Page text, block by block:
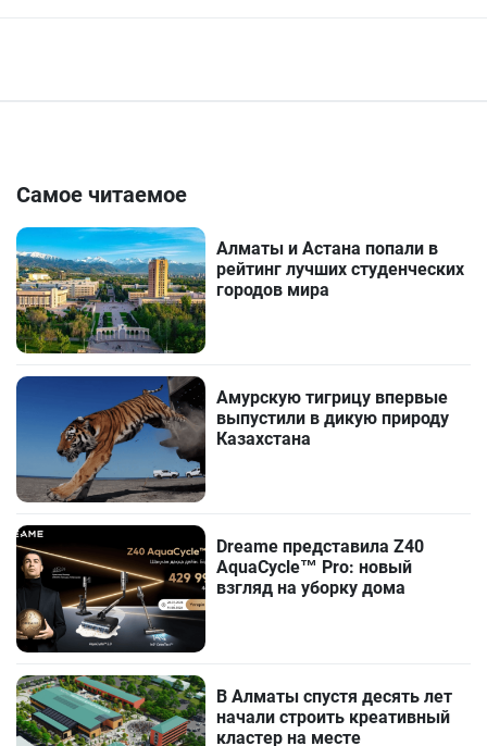
Самое читаемое
Алматы и Астана попали в
рейтинг лучших студенческих
городов мира
Амурскую тигрицу впервые
выпустили в дикую природу
Казахстана
Dreame представила Z40
AquaCycle™ Pro: новый
взгляд на уборку дома
В Алматы спустя десять лет
начали строить креативный
кластер на месте